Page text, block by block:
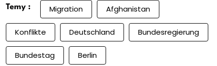
Temy : Migration Afghanistan
Konflikte Deutschland Bundesregierung
Bundestag Berlin